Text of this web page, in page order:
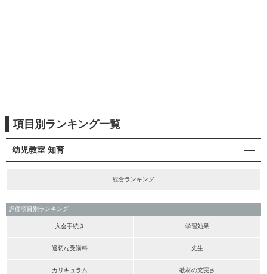
項目別ランキング一覧
幼児教室 知育
総合ランキング
評価項目別ランキング
入会手続き 学習効果
適切な受講料 先生
カリキュラム 教材の充実さ